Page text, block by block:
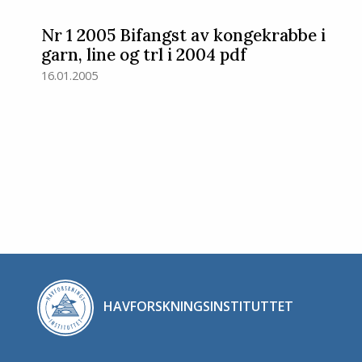
Nr 1 2005 Bifangst av kongekrabbe i
garn, line og trl i 2004 pdf
16.01.2005
HAVFORSKNINGSINSTITUTTET